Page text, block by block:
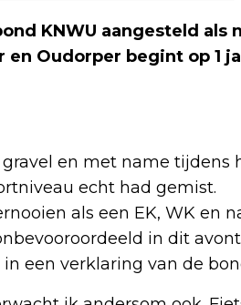
KNWU aangesteld als
Oudorper begint op 1
en met name tijdens
echt had gemist.
als een EK, WK en
in dit
een verklaring van de